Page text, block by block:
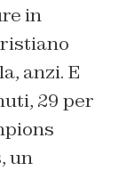
in
anzi. E
29 per
un